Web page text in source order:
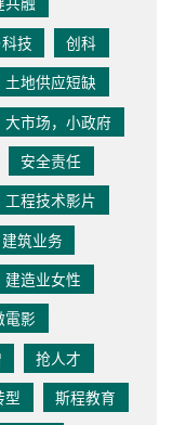
技
创科
土地供应短缺
大市场，小政府
安全责任
工程技术影片
建筑业务
建造业女性
電影
抢人才
型
斯程教育